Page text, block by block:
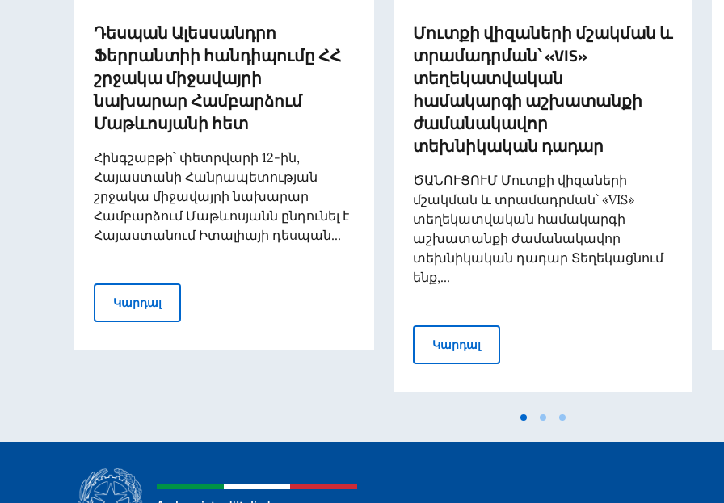
Դեսպան Ալեսսանդրո
Ֆերրանտիի հանդիպումը ՀՀ
շրջակա միջավայրի
նախարար Համբարձում
Մաթևոսյանի հետ
Հինգշաբթի՝ փետրվարի 12-ին,
Հայաստանի Հանրապետության
շրջակա միջավայրի նախարար
Համբարձում Մաթևոսյանն ընդունել է
Հայաստանում Իտալիայի դեսպան...
ԿարդալԴեսպան Ալեսսանդրո Ֆերրանտիի հանդիպումը ՀՀ շրջակա միջավայրի նախարար
Մուտքի վիզաների մշակման և
տրամադրման՝ «VIS»
տեղեկատվական
համակարգի աշխատանքի
ժամանակավոր
տեխնիկական դադար
ԾԱՆՈՒՑՈՒՄ Մուտքի վիզաների
մշակման և տրամադրման՝ «VIS»
տեղեկատվական համակարգի
աշխատանքի ժամանակավոր
տեխնիկական դադար Տեղեկացնում
ենք,...
ԿարդալՄուտքի վիզաների մշակման և